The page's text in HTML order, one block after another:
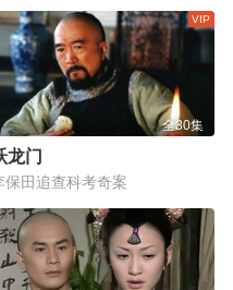
全30集
龙门
保田追查科考奇案